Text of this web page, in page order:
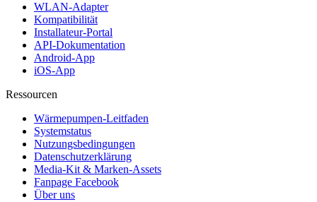
WLAN‑Adapter
Kompatibilität
Installateur‑Portal
API‑Dokumentation
Android‑App
iOS‑App
Ressourcen
Wärmepumpen-Leitfaden
Systemstatus
Nutzungsbedingungen
Datenschutzerklärung
Media‑Kit & Marken‑Assets
Fanpage Facebook
Über uns